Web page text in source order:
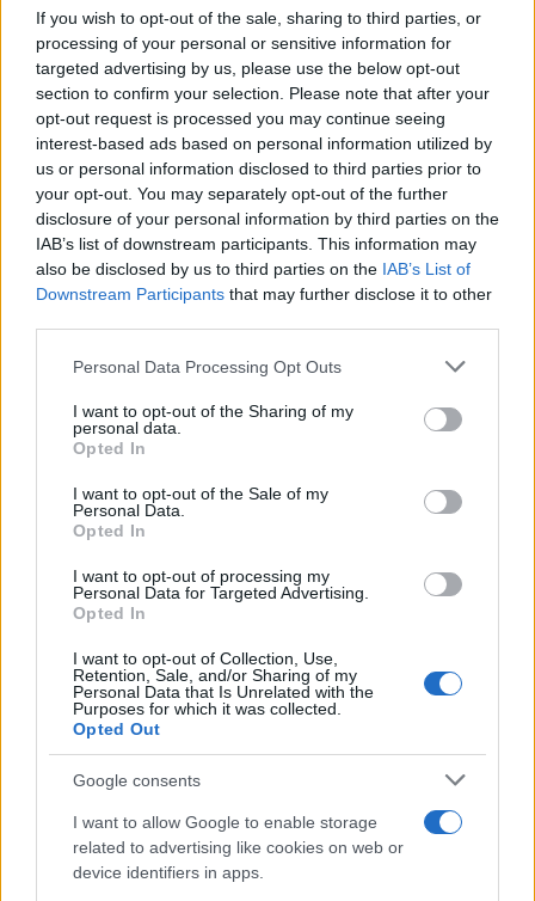
If you wish to opt-out of the sale, sharing to third parties, or
processing of your personal or sensitive information for
targeted advertising by us, please use the below opt-out
section to confirm your selection. Please note that after your
opt-out request is processed you may continue seeing
interest-based ads based on personal information utilized by
us or personal information disclosed to third parties prior to
your opt-out. You may separately opt-out of the further
disclosure of your personal information by third parties on the
IAB’s list of downstream participants. This information may
also be disclosed by us to third parties on the IAB’s List of
Downstream Participants that may further disclose it to other
Please note that this website/app uses one or more Google
not limited to your visit or usage behaviour. You may click to
grant or deny consent to Google and its third-party tags to
use your data for below specified purposes in below Google
consent section.
Personal Data Processing Opt Outs
I want to opt-out of the Sharing of my
personal data.
Opted In
I want to opt-out of the Sale of my
Personal Data.
Opted In
I want to opt-out of processing my
Personal Data for Targeted Advertising.
Opted In
I want to opt-out of Collection, Use,
Retention, Sale, and/or Sharing of my
Personal Data that Is Unrelated with the
Purposes for which it was collected.
Opted Out
Google consents
I want to allow Google to enable storage
related to advertising like cookies on web or
device identifiers in apps.
Brentolie daalt naar 88.9 dollar: grondstoffen onder druk
Sanne De Vries · 6 aug 2026
Brentolie daalt naar 91,82 dollar: een week van teruggang in
grondstoffen
Sanne De Vries · 5 aug 2026
NEWS